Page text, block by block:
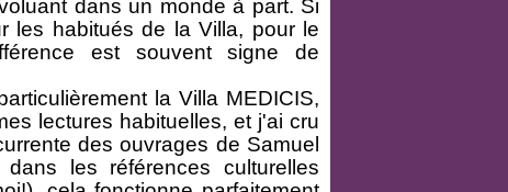
dans un monde à part. Si
les habitués de la Villa, pour le
est souvent signe de
la Villa MEDICIS,
lectures habituelles, et j'ai cru
des ouvrages de Samuel
les références culturelles